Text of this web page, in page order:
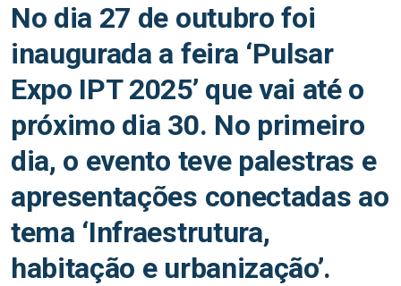
No dia 27 de outubro foi
inaugurada a feira ‘Pulsar
Expo IPT 2025’ que vai até o
próximo dia 30. No primeiro
dia, o evento teve palestras e
apresentações conectadas ao
tema ‘Infraestrutura,
habitação e urbanização’.